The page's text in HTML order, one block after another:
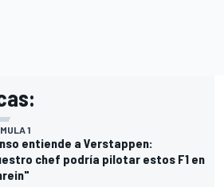
1
entiende a Verstappen:
chef podría pilotar estos F1 en